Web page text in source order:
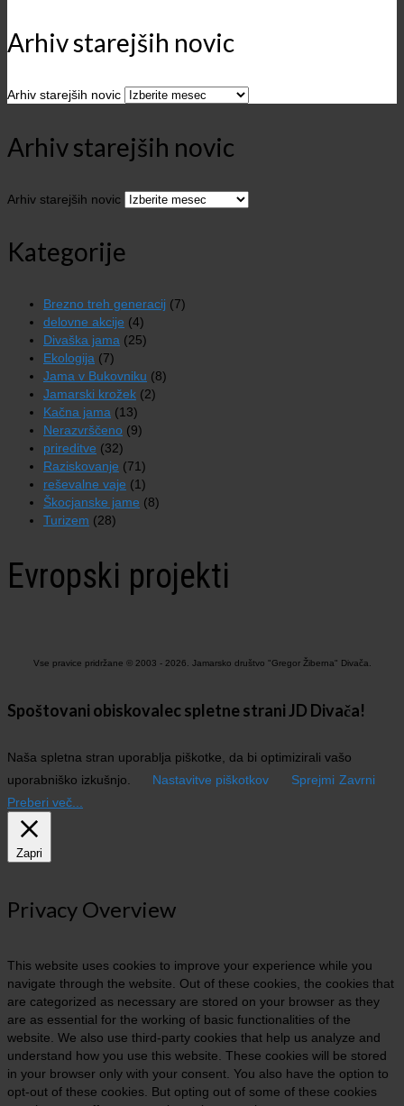
Arhiv starejših novic
Arhiv starejših novic
Arhiv starejših novic
Arhiv starejših novic
Kategorije
Brezno treh generacij (7)
delovne akcije (4)
Divaška jama (25)
Ekologija (7)
Jama v Bukovniku (8)
Jamarski krožek (2)
Kačna jama (13)
Nerazvrščeno (9)
prireditve (32)
Raziskovanje (71)
reševalne vaje (1)
Škocjanske jame (8)
Turizem (28)
Evropski projekti
Vse pravice pridržane © 2003 - 2026. Jamarsko društvo "Gregor Žiberna" Divača.
Spoštovani obiskovalec spletne strani JD Divača!
Naša spletna stran uporablja piškotke, da bi optimizirali vašo
uporabniško izkušnjo.
Nastavitve piškotkov Sprejmi Zavrni
Preberi več...
Zapri
Privacy Overview
This website uses cookies to improve your experience while you
navigate through the website. Out of these cookies, the cookies that
are categorized as necessary are stored on your browser as they
are as essential for the working of basic functionalities of the
website. We also use third-party cookies that help us analyze and
understand how you use this website. These cookies will be stored
in your browser only with your consent. You also have the option to
opt-out of these cookies. But opting out of some of these cookies